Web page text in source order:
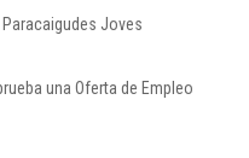
Joves
una Oferta de Empleo